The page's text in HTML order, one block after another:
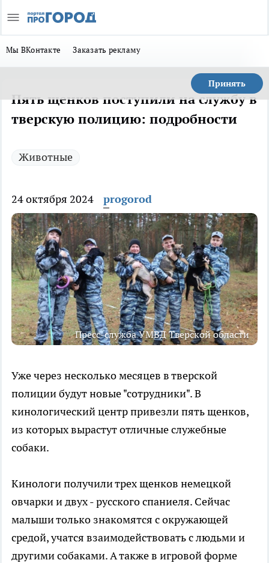
Мы ВКонтакте Заказать рекламу
Принять
Пять щенков поступили на службу в
тверскую полицию: подробности
Животные
24 октября 2024 progorod
Пресс-служба УМВД Тверской области
Уже через несколько месяцев в тверской
полиции будут новые "сотрудники". В
кинологический центр привезли пять щенков,
из которых вырастут отличные служебные
собаки.
Кинологи получили трех щенков немецкой
овчарки и двух - русского спаниеля. Сейчас
малыши только знакомятся с окружающей
средой, учатся взаимодействовать с людьми и
другими собаками. А также в игровой форме